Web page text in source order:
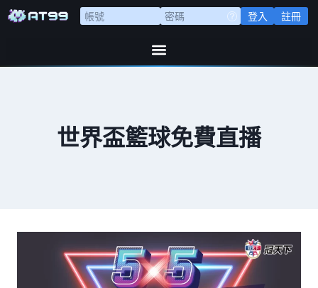
登入 註冊
世界盃籃球免費直播